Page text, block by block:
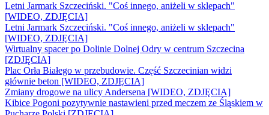
Letni Jarmark Szczeciński. "Coś innego, aniżeli w sklepach"
[WIDEO, ZDJĘCIA]
Letni Jarmark Szczeciński. "Coś innego, aniżeli w sklepach"
[WIDEO, ZDJĘCIA]
Wirtualny spacer po Dolinie Dolnej Odry w centrum Szczecina
[ZDJĘCIA]
Plac Orła Białego w przebudowie. Część Szczecinian widzi
głównie beton [WIDEO, ZDJĘCIA]
Zmiany drogowe na ulicy Andersena [WIDEO, ZDJĘCIA]
Kibice Pogoni pozytywnie nastawieni przed meczem ze Śląskiem w